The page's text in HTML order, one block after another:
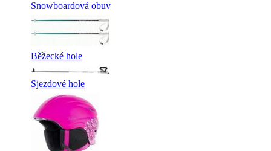
Snowboardová obuv
Běžecké hole
Sjezdové hole